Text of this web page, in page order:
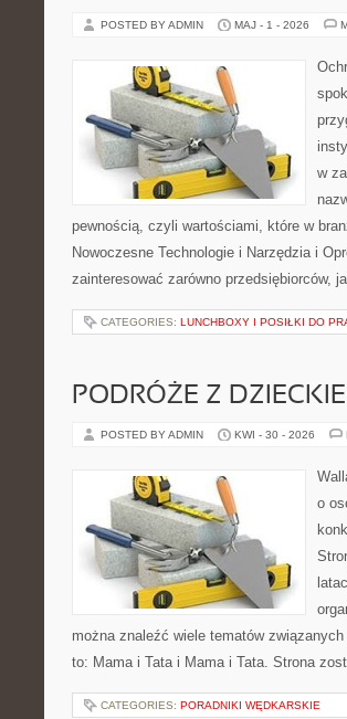
POSTED BY ADMIN MAJ - 1 - 2026
w
pewnością, czyli wartościami, które w
Nowoczesne Technologie i Narzędzia i
zainteresować zarówno przedsiębiorców,
CATEGORIES: LUNCHBOXY I POSIŁKI DO
PODRÓŻE Z
POSTED BY ADMIN KWI - 30 - 2026
o
można znaleźć wiele tematów
to: Mama i Tata i Mama i Tata. Strona
CATEGORIES: PORADNIKI WĘDKARSKIE